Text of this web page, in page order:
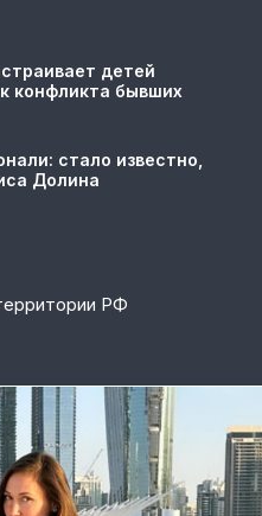
детей
конфликта бывших
стало известно,
Долина
РФ